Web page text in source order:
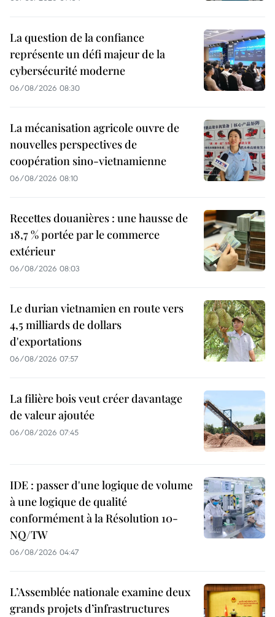
La question de la confiance
représente un défi majeur de la
cybersécurité moderne
06/08/2026 08:30
La mécanisation agricole ouvre de
nouvelles perspectives de
coopération sino-vietnamienne
06/08/2026 08:10
Recettes douanières : une hausse de
18,7 % portée par le commerce
extérieur
06/08/2026 08:03
Le durian vietnamien en route vers
4,5 milliards de dollars
d'exportations
06/08/2026 07:57
La filière bois veut créer davantage
de valeur ajoutée
06/08/2026 07:45
IDE : passer d'une logique de volume
à une logique de qualité
conformément à la Résolution 10-
NQ/TW
06/08/2026 04:47
L’Assemblée nationale examine deux
grands projets d’infrastructures